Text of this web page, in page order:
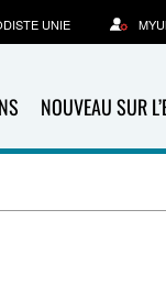
NOUVEAU SUR
UNIE